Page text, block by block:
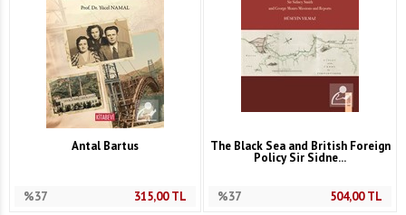
Antal Bartus
%37 315,00TL
The Black Sea and British Foreign
Policy Sir Sidne...
%37 504,00TL